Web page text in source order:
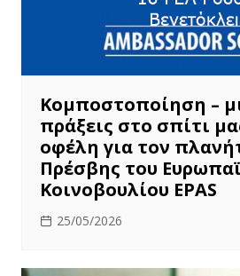
Κομποστοποίηση –
πράξεις στο σπίτι
οφέλη για τον
Πρέσβης του
Κοινοβουλίου EPAS
25/05/2026